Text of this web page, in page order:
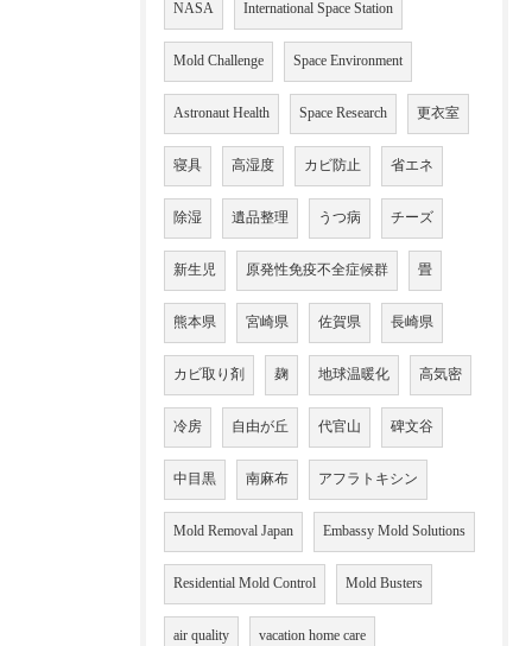
NASA International Space Station
Mold Challenge Space Environment
Astronaut Health Space Research 更衣室
寝具 高湿度 カビ防止 省エネ
除湿 遺品整理 うつ病 チーズ
新生児 原発性免疫不全症候群 畳
熊本県 宮崎県 佐賀県 長崎県
カビ取り剤 麹 地球温暖化 高気密
冷房 自由が丘 代官山 碑文谷
中目黒 南麻布 アフラトキシン
Mold Removal Japan Embassy Mold Solutions
Residential Mold Control Mold Busters
air quality vacation home care